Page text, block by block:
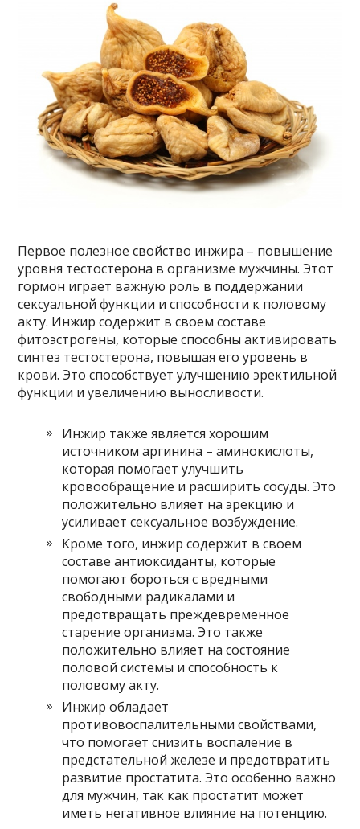
Первое полезное свойство инжира – повышение
уровня тестостерона в организме мужчины. Этот
гормон играет важную роль в поддержании
сексуальной функции и способности к половому
акту. Инжир содержит в своем составе
фитоэстрогены, которые способны активировать
синтез тестостерона, повышая его уровень в
крови. Это способствует улучшению эректильной
функции и увеличению выносливости.
Инжир также является хорошим
источником аргинина – аминокислоты,
которая помогает улучшить
кровообращение и расширить сосуды. Это
положительно влияет на эрекцию и
усиливает сексуальное возбуждение.
Кроме того, инжир содержит в своем
составе антиоксиданты, которые
помогают бороться с вредными
свободными радикалами и
предотвращать преждевременное
старение организма. Это также
положительно влияет на состояние
половой системы и способность к
половому акту.
Инжир обладает
противовоспалительными свойствами,
что помогает снизить воспаление в
предстательной железе и предотвратить
развитие простатита. Это особенно важно
для мужчин, так как простатит может
иметь негативное влияние на потенцию.